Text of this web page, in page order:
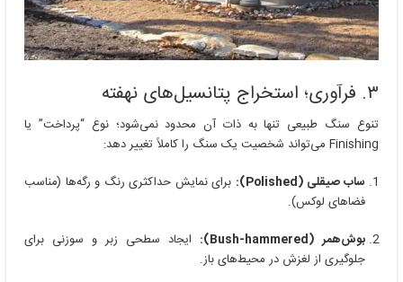
۳. فرآوری؛ استخراج پتانسیل‌های نهفته
تنوع سنگ طبیعی تنها به ذات آن محدود نمی‌شود؛ نوع “پرداخت” یا
Finishing می‌تواند شخصیت یک سنگ را کاملاً تغییر دهد:
ساب صیقلی (Polished):
برای نمایش حداکثری رنگ و رگه‌ها (مناسب
فضاهای لوکس).
بوش‌همر (Bush-hammered):
ایجاد سطحی زبر و سوزنی برای
جلوگیری از لغزش در محیط‌های باز.